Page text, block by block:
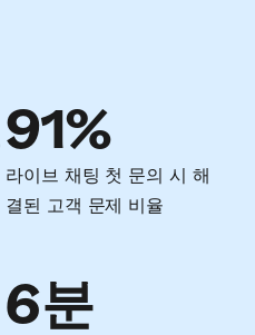
91%
라이브 채팅 첫 문의 시 해
결된 고객 문제 비율
6분